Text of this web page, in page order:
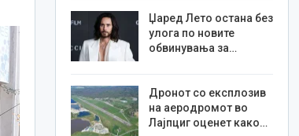
Џаред Лето остана без
улога по новите
обвинувања за…
Дронот со експлозив
на аеродромот во
Лајпциг оценет како…